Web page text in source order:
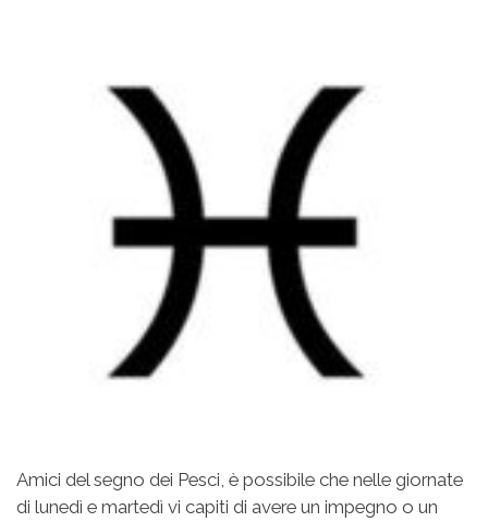
Amici del segno dei Pesci, è possibile che nelle giornate
di lunedì e martedì vi capiti di avere un impegno o un